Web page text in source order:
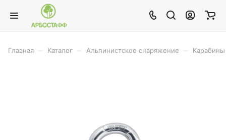
Главная Каталог Альпинистское снаряжение